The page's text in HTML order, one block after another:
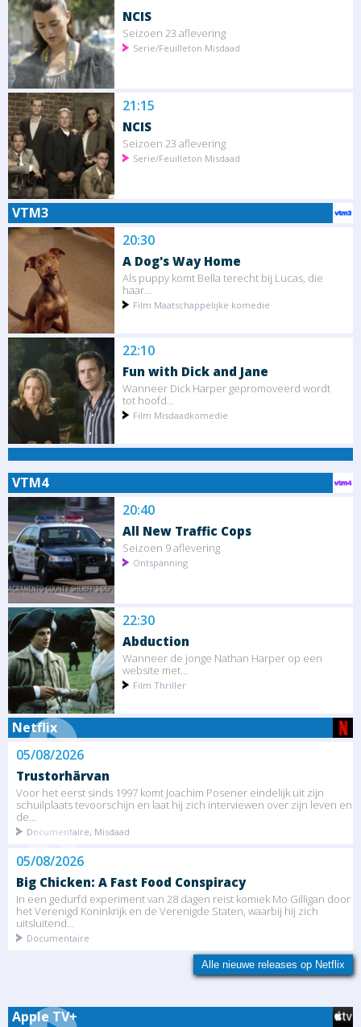
NCIS
Seizoen 23 aflevering
Serie/Feuilleton Misdaad
21:15
NCIS
Seizoen 23 aflevering
Serie/Feuilleton Misdaad
VTM3
20:30
A Dog's Way Home
Als puppy komt Bella terecht bij Lucas, die
haar...
Film Maatschappelijke komedie
22:10
Fun with Dick and Jane
Wanneer Dick Harper gepromoveerd wordt
tot hoofd...
Film Misdaadkomedie
VTM4
20:40
All New Traffic Cops
Seizoen 9 aflevering
Ontspanning
22:30
Abduction
Wanneer de jonge Nathan Harper op een
website met...
Film Thriller
Netflix
05/08/2026
Trustorhärvan
Voor het eerst sinds 1997 komt Joachim Posener eindelijk uit zijn
schuilplaats tevoorschijn en laat hij zich interviewen over zijn leven en
de...
Documentaire, Misdaad
05/08/2026
Big Chicken: A Fast Food Conspiracy
In een gedurfd experiment van 28 dagen reist komiek Mo Gilligan door
het Verenigd Koninkrijk en de Verenigde Staten, waarbij hij zich
uitsluitend...
Documentaire
Alle nieuwe releases op Netflix
Apple TV+